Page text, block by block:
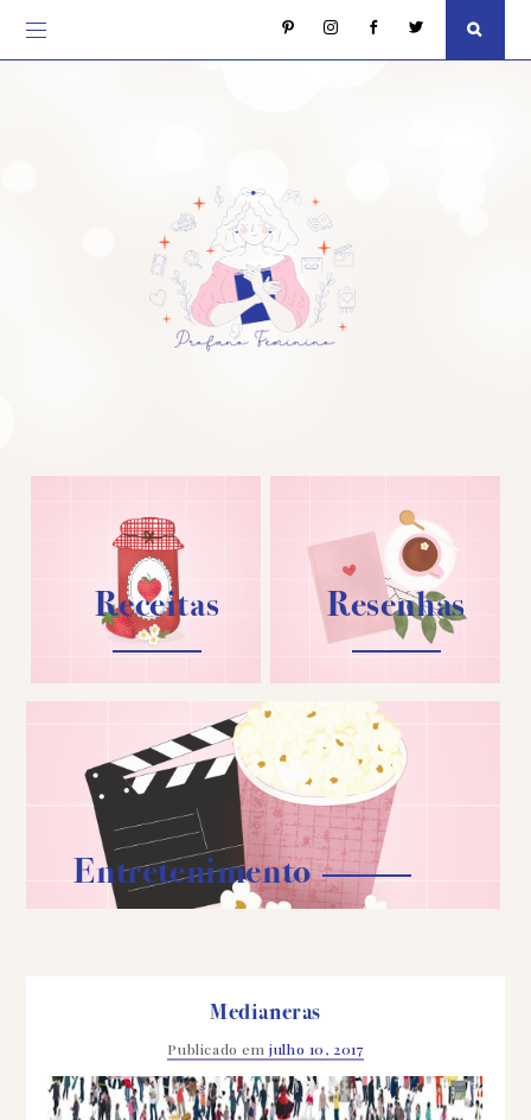
Receitas Resenhas
Entretenimento
Medianeras
Publicado emjulho 10, 2017